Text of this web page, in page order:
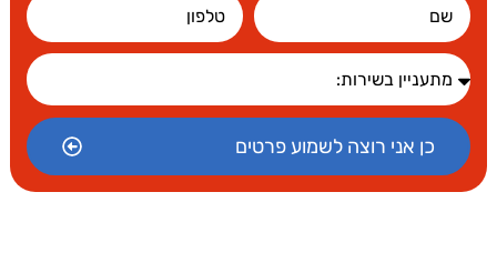
כן אני רוצה לשמוע פרטים